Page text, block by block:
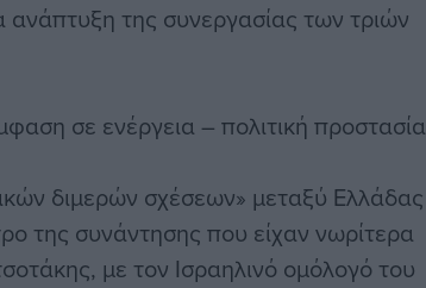
ανάπτυξη της συνεργασίας των τριών
σε ενέργεια – πολιτική προστασία
διμερών σχέσεων» μεταξύ Ελλάδας
της συνάντησης που είχαν νωρίτερα
με τον Ισραηλινό ομόλογό του